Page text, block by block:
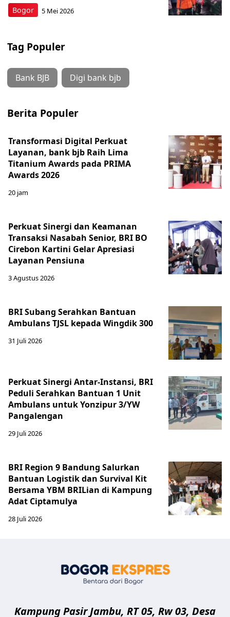
Bogor 5 Mei 2026
Tag Populer
Bank BJB Digi bank bjb
Berita Populer
Transformasi Digital Perkuat
Layanan, bank bjb Raih Lima
Titanium Awards pada PRIMA
Awards 2026
20 jam
Perkuat Sinergi dan Keamanan
Transaksi Nasabah Senior, BRI BO
Cirebon Kartini Gelar Apresiasi
Layanan Pensiuna
3 Agustus 2026
BRI Subang Serahkan Bantuan
Ambulans TJSL kepada Wingdik 300
31 Juli 2026
Perkuat Sinergi Antar-Instansi, BRI
Peduli Serahkan Bantuan 1 Unit
Ambulans untuk Yonzipur 3/YW
Pangalengan
29 Juli 2026
BRI Region 9 Bandung Salurkan
Bantuan Logistik dan Survival Kit
Bersama YBM BRILian di Kampung
Adat Ciptamulya
28 Juli 2026
Kampung Pasir Jambu, RT 05, Rw 03, Desa